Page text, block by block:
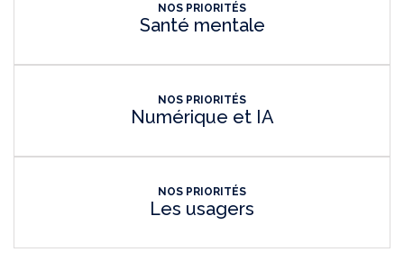
NOS PRIORITÉS
Santé mentale
NOS PRIORITÉS
Numérique et IA
NOS PRIORITÉS
Les usagers